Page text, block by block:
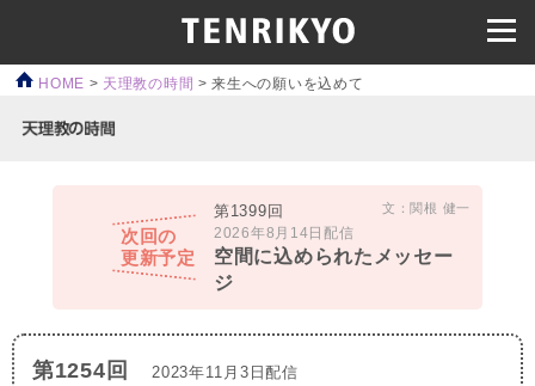
HOME > 天理教の時間 >来生への願いを込めて
次回の
更新予定
第1399回
2026年8月14日配信
空間に込められたメッセー
ジ
文：関根 健一
第1254回 2023年11月3日配信